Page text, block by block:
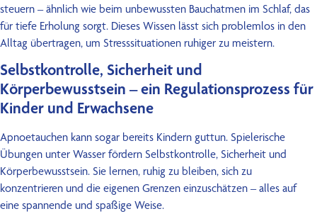
steuern – ähnlich wie beim unbewussten Bauchatmen im Schlaf, das
für tiefe Erholung sorgt. Dieses Wissen lässt sich problemlos in den
Alltag übertragen, um Stresssituationen ruhiger zu meistern.
Selbstkontrolle, Sicherheit und
Körperbewusstsein – ein Regulationsprozess für
Kinder und Erwachsene
Apnoetauchen kann sogar bereits Kindern guttun. Spielerische
Übungen unter Wasser fördern Selbstkontrolle, Sicherheit und
Körperbewusstsein. Sie lernen, ruhig zu bleiben, sich zu
konzentrieren und die eigenen Grenzen einzuschätzen – alles auf
eine spannende und spaßige Weise.